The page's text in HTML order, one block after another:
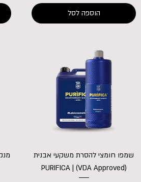
הוספה לסל
שמפו חומצי להסרת משקעי אבנית
(VDA Approved) | PURIFICA